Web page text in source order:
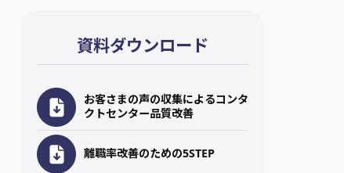
資料ダウンロード
お客さまの声の収集によるコンタ
クトセンター品質改善
離職率改善のための5STEP